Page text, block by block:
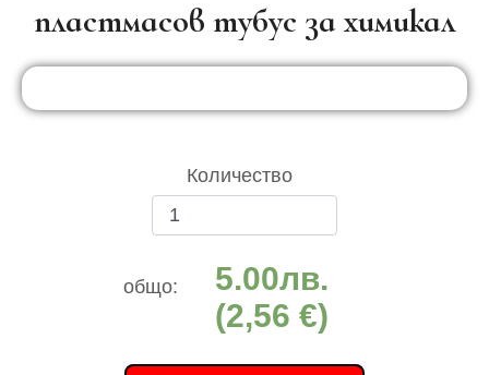
пластмасов тубус за химикал
Количество
общо: 5.00лв.
(2,56 €)